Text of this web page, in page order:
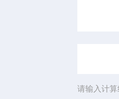
请输入计